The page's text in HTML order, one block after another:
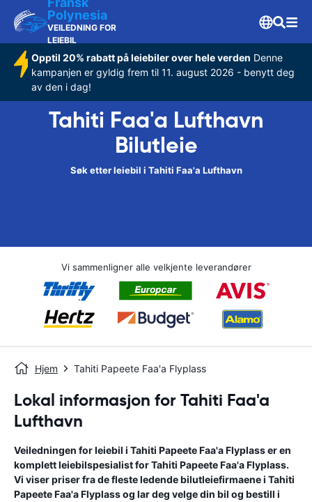
Polynesia
VEILEDNING FOR
LEIEBIL
Opptil 20% rabatt på leiebiler over hele verden Denne
kampanjen er gyldig frem til 11. august 2026 - benytt deg
av den i dag!
Tahiti Faa'a Lufthavn
Bilutleie
Søk etter leiebil i Tahiti Faa'a Lufthavn
Vi sammenligner alle velkjente leverandører
Hjem Tahiti Papeete Faa'a Flyplass
Lokal informasjon for Tahiti Faa'a
Lufthavn
Veiledningen for leiebil i Tahiti Papeete Faa'a Flyplasser en
komplett leiebilspesialist forTahiti Papeete Faa'a Flyplass.
Vi viser priser fra de fleste ledende bilutleiefirmaene i Tahiti
Papeete Faa'a Flyplassog lar deg velge din bil og bestill i